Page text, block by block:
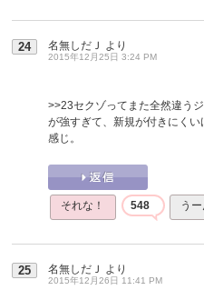
24 名無しだＪ より
2015年12月25日 3:24 PM
>>23セクゾってまた全然違う
が強すぎて、新規が付きにく
感じ。
それな！ 548 う
25 名無しだＪ より
2015年12月26日 11:41 PM